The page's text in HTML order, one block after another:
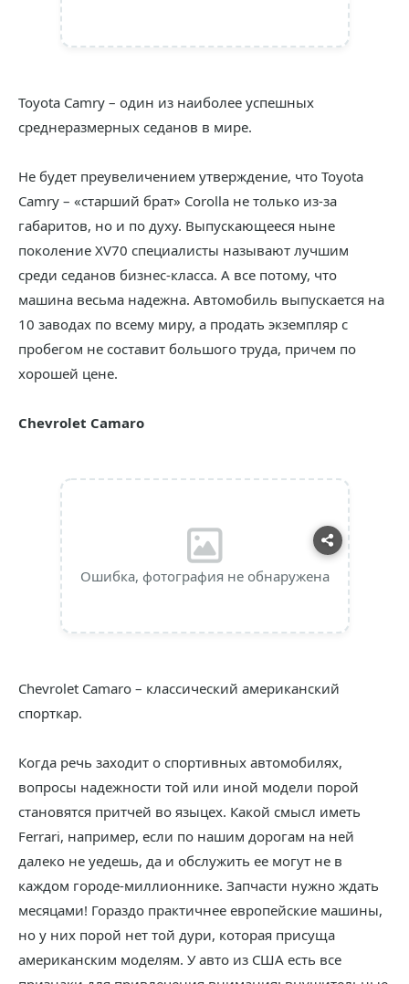
Toyota Camry – один из наиболее успешных
среднеразмерных седанов в мире.
Не будет преувеличением утверждение, что Toyota
Camry – «старший брат» Corolla не только из-за
габаритов, но и по духу. Выпускающееся ныне
поколение XV70 специалисты называют лучшим
среди седанов бизнес-класса. А все потому, что
машина весьма надежна. Автомобиль выпускается на
10 заводах по всему миру, а продать экземпляр с
пробегом не составит большого труда, причем по
хорошей цене.
Chevrolet Camaro
Ошибка, фотография не обнаружена
Chevrolet Camaro – классический американский
спорткар.
Когда речь заходит о спортивных автомобилях,
вопросы надежности той или иной модели порой
становятся притчей во языцех. Какой смысл иметь
Ferrari, например, если по нашим дорогам на ней
далеко не уедешь, да и обслужить ее могут не в
каждом городе-миллионнике. Запчасти нужно ждать
месяцами! Гораздо практичнее европейские машины,
но у них порой нет той дури, которая присуща
американским моделям. У авто из США есть все